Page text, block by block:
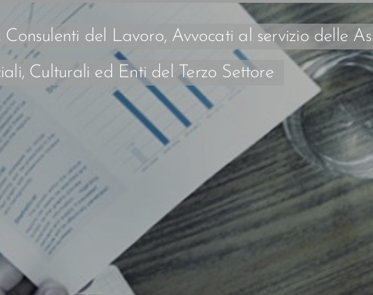
del Lavoro, Avvocati al servizio delle
Culturali ed Enti del Terzo Settore